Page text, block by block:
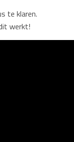
te klaren.
werkt!